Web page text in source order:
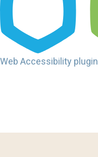
Web Accessibility plugin